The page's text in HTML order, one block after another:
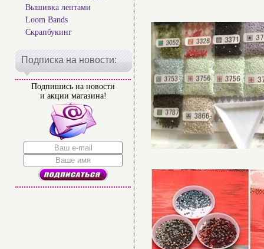
Вышивка лентами
Loom Bands
Скрапбукинг
Подписка на новости:
Подпишись на новости
и акции магазина!